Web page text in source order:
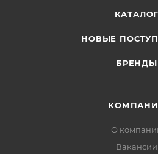
КАТАЛОГ
НОВЫЕ
БРЕНДЫ
О
Вакансии